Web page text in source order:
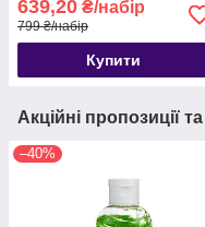
639,20 ₴/набір
799 ₴/набір
Купити
Акційні пропозиції
–40%